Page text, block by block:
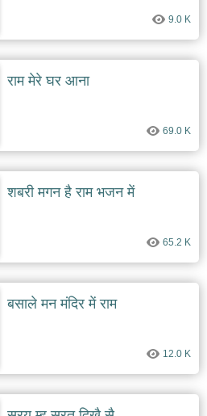
9.0 K
राम मेरे घर आना
69.0 K
शबरी मगन है राम भजन में
65.2 K
बसाले मन मंदिर में राम
12.0 K